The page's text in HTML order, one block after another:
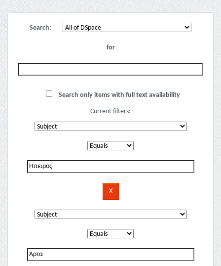
Search:
for
Search only items with full text availability
Current filters: